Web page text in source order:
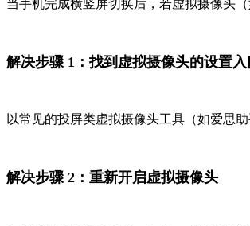
当手机完成横竖屏切换后，若虚拟摄像头
解决步骤 1：找到虚拟摄像头的设置入
以常见的投屏类虚拟摄像头工具（如爱思
解决步骤 2：重新开启虚拟摄像头